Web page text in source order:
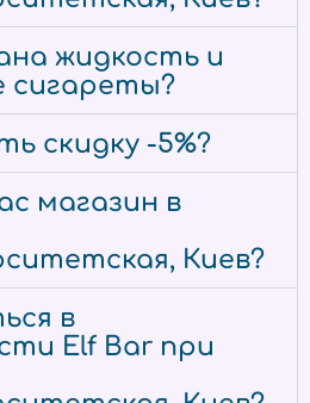
жидкость и
сигареты?
скидку -5%?
магазин в
Киев?
в
Elf Bar при